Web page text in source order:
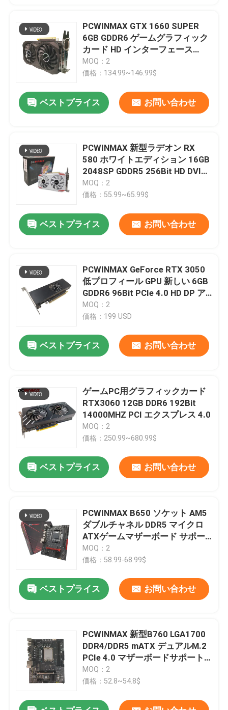
プロダクト
ビデオ
PCWINMAX GTX 1660 SUPER
6GB GDDR6 ゲームグラフィック
カード HD インターフェース
1785 Mhz
MOQ：2
価格：134.99~146.99$
ベストプライス お問い合わせ
PCWINMAX 新型ラデオン RX
580 ホワイトエディション 16GB
2048SP GDDR5 256Bit HD DVI
DPポート GPU付きデスクトップ
グラフィックカード
MOQ：2
価格：55.99~65.99$
ベストプライス お問い合わせ
PCWINMAX GeForce RTX 3050
低プロフィール GPU 新しい 6GB
GDDR6 96Bit PCIe 4.0 HD DP ア
ウトプット グラフィックカード
MOQ：2
価格：199 USD
ベストプライス お問い合わせ
ゲームPC用グラフィックカード
RTX3060 12GB DDR6 192Bit
14000MHZ PCI エクスプレス 4.0
MOQ：2
価格：250.99~680.99$
ベストプライス お問い合わせ
PCWINMAX B650 ソケット AM5
ダブルチャネル DDR5 マイクロ
ATXゲームマザーボード サポー
ト R7 R8 R9 プロセッサ
MOQ：2
価格：58.99-68.99$
ベストプライス お問い合わせ
PCWINMAX 新型B760 LGA1700
DDR4/DDR5 mATX デュアルM.2
PCIe 4.0 マザーボードサポート
12位 13位 14位 i3 i5 i7
MOQ：2
価格：52.8~54.8$